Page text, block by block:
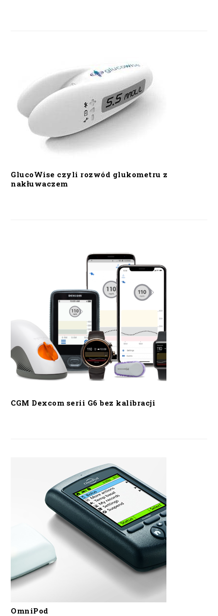
GlucoWise czyli rozwód glukometru z
nakłuwaczem
CGM Dexcom serii G6 bez kalibracji
OmniPod